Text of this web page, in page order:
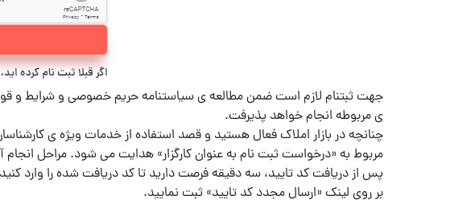
جهت ثبتنام لازم است ضمن مطالعه ی سیاستنامه حریم خصوصی و شرایط و
ی مربوطه انجام خواهد پذیرفت.
چنانچه در بازار املاک فعال هستید و قصد استفاده از خدمات ویژه ی
مربوط به «درخواست ثبت نام به عنوان کارگزار» هدایت می شود. مراحل
پس از دریافت کد تایید، سه دقیقه فرصت دارید تا کد دریافت شده را وارد
بر روی لینک «ارسال مجدد کد تایید» ثبت نمایید.